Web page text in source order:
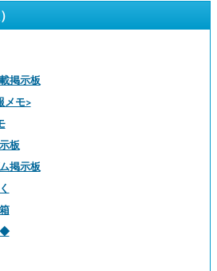
掲示板
メモ>
板
掲示板
◆